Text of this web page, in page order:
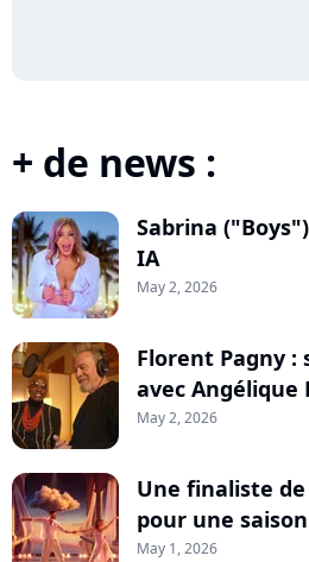
+ de news :
Sabrina
IA
May 2, 2026
Florent Pagny :
avec Angélique
May 2, 2026
Une finaliste
pour une
May 1, 2026